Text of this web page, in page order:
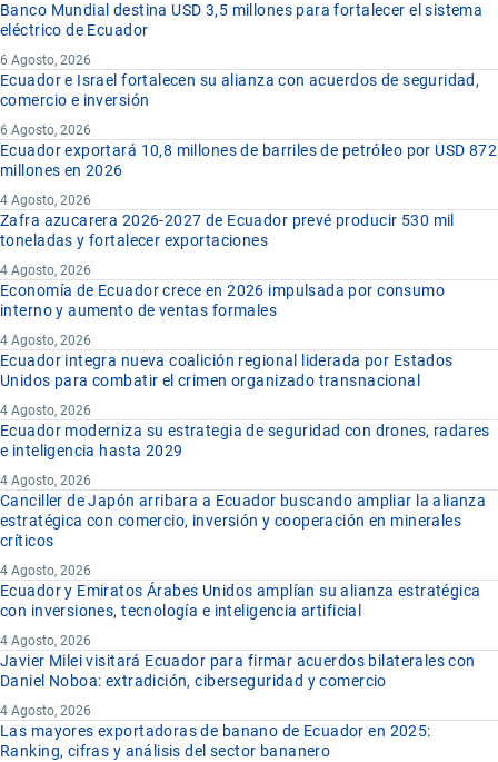
Banco Mundial destina USD 3,5 millones para fortalecer el sistema
eléctrico de Ecuador
6 Agosto, 2026
Ecuador e Israel fortalecen su alianza con acuerdos de seguridad,
comercio e inversión
6 Agosto, 2026
Ecuador exportará 10,8 millones de barriles de petróleo por USD 872
millones en 2026
4 Agosto, 2026
Zafra azucarera 2026-2027 de Ecuador prevé producir 530 mil
toneladas y fortalecer exportaciones
4 Agosto, 2026
Economía de Ecuador crece en 2026 impulsada por consumo
interno y aumento de ventas formales
4 Agosto, 2026
Ecuador integra nueva coalición regional liderada por Estados
Unidos para combatir el crimen organizado transnacional
4 Agosto, 2026
Ecuador moderniza su estrategia de seguridad con drones, radares
e inteligencia hasta 2029
4 Agosto, 2026
Canciller de Japón arribara a Ecuador buscando ampliar la alianza
estratégica con comercio, inversión y cooperación en minerales
críticos
4 Agosto, 2026
Ecuador y Emiratos Árabes Unidos amplían su alianza estratégica
con inversiones, tecnología e inteligencia artificial
4 Agosto, 2026
Javier Milei visitará Ecuador para firmar acuerdos bilaterales con
Daniel Noboa: extradición, ciberseguridad y comercio
4 Agosto, 2026
Las mayores exportadoras de banano de Ecuador en 2025:
Ranking, cifras y análisis del sector bananero